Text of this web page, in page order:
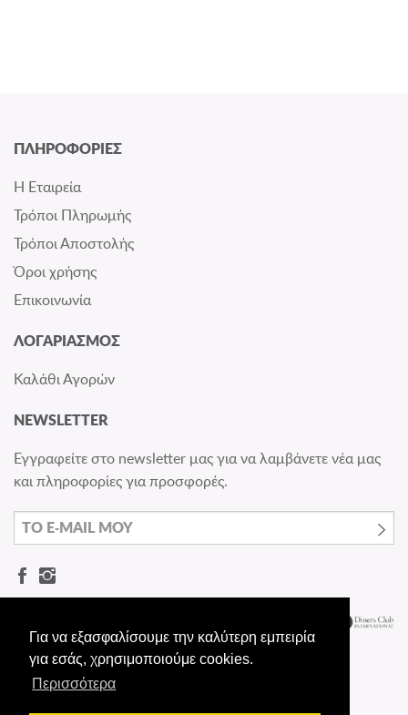
Για να εξασφαλίσουμε την καλύτερη εμπειρία
για εσάς, χρησιμοποιούμε cookies.
Περισσότερα
ΠΛΗΡΟΦΟΡΙΕΣ
Η Εταιρεία
Τρόποι Πληρωμής
Τρόποι Αποστολής
Όροι χρήσης
Επικοινωνία
ΛΟΓΑΡΙΑΣΜΟΣ
Καλάθι Αγορών
NEWSLETTER
Εγγραφείτε στο newsletter μας για να λαμβάνετε νέα μας
και πληροφορίες για προσφορές.